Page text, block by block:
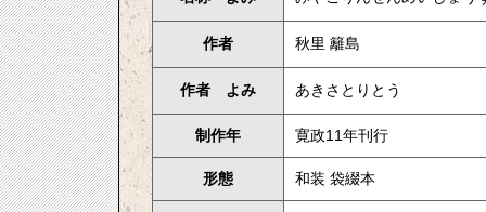
作者 秋里 籬島
作者 よみ あきさとりとう
制作年 寛政11年刊行
形態 和装 袋綴本